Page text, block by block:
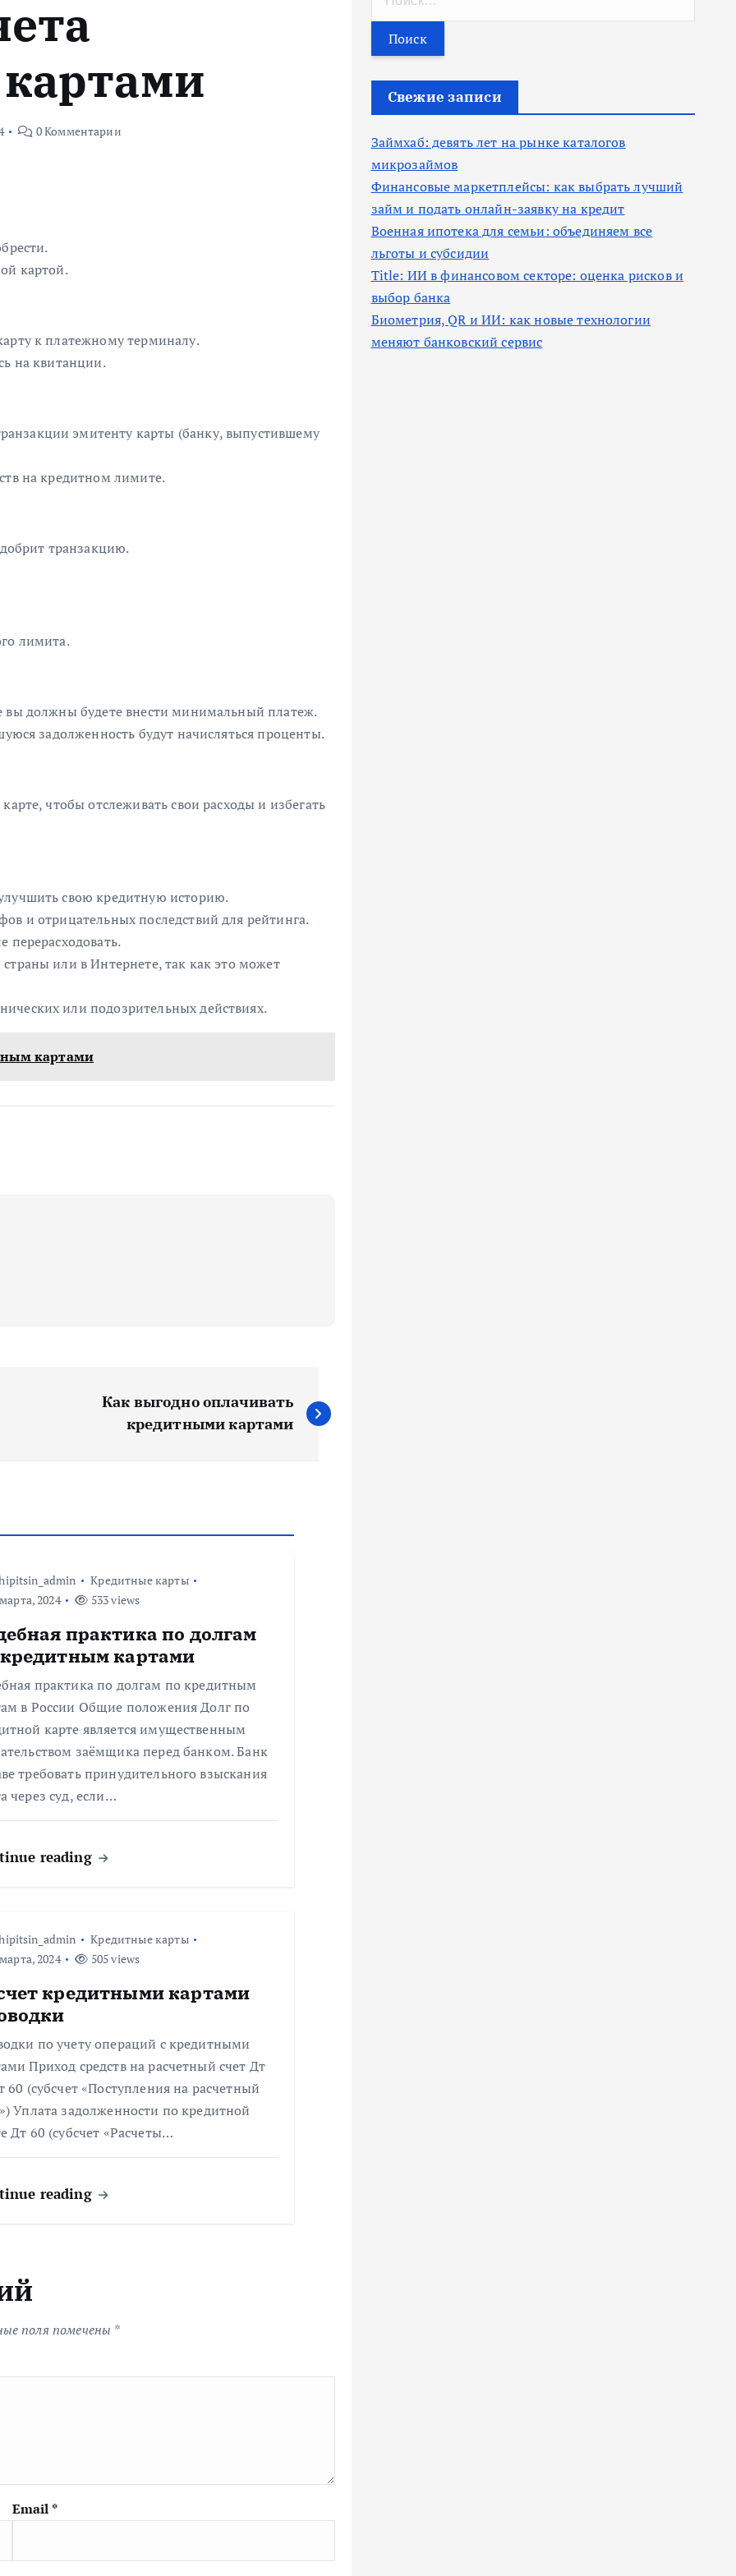
0 Комментарии
картой.
к платежному терминалу.
на квитанции.
эмитенту карты (банку, выпустившему
на кредитном лимите.
транзакцию.
лимита.
вы должны будете внести минимальный платеж.
задолженность будут начисляться проценты.
чтобы отслеживать свои расходы и избегать
свою кредитную историю.
и отрицательных последствий для рейтинга.
перерасходовать.
или в Интернете, так как это может
или подозрительных действиях.
картами
Как выгодно оплачивать
кредитными картами
Кредитные карты
2024
533 views
практика по долгам
картами
практика по долгам по кредитным
в России Общие положения Долг по
карте является имущественным
заёмщика перед банком. Банк
требовать принудительного взыскания
через суд, если…
reading
Кредитные карты
2024
505 views
кредитными картами
по учету операций с кредитными
Приход средств на расчетный счет Дт
60 (субсчет «Поступления на расчетный
Уплата задолженности по кредитной
Дт 60 (субсчет «Расчеты…
reading
поля помечены *
Email *
т
и
Свежие записи
Займхаб: девять лет на рынке каталогов
микрозаймов
Финансовые маркетплейсы: как выбрать лучший
займ и подать онлайн-заявку на кредит
Военная ипотека для семьи: объединяем все
льготы и субсидии
Title: ИИ в финансовом секторе: оценка рисков и
выбор банка
Биометрия, QR и ИИ: как новые технологии
меняют банковский сервис